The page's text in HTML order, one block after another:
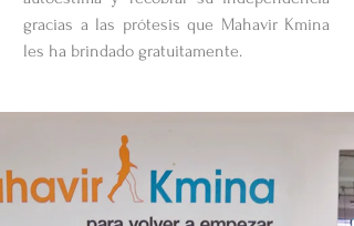
gracias a las prótesis que Mahavir Kmina
les ha brindado gratuitamente.